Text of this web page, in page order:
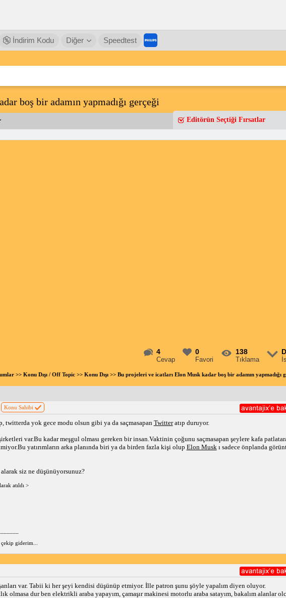
İndirim Kodu Diğer Speedtest
boş bir adamın yapmadığı gerçeği
Editörün Seçtiği Fırsatlar
4
Cevap
0
Favori
138
Tıklama
>> Konu Dışı / Off Topic>> Konu Dışı>> Bu projeleri ve icatları Elon Musk kadar boş bir adamın yapmadığı
Konu Sahibi
twitterda yok gece modu olsun gibi ya da saçmasapan Twitteratıp duruyor.
var.Bu kadar meşgul olması gereken bir insan.Vaktinin çoğunu saçmasapan şeylere kafa
yatırımların arka planında biri ya da birden fazla kişi olup Elon Muskı sadece önplanda
siz ne düşünüyorsunuz?
atıldı >
giderim...
var. Tabii ki her şeyi kendisi düşünüp etmiyor. İlle patron şunu şöyle yapalım diyen oluyor.
olmasa dur ben elektrikli araba yapayım, çamaşır makinesi motorlu araba satayım, bakalım alanlar